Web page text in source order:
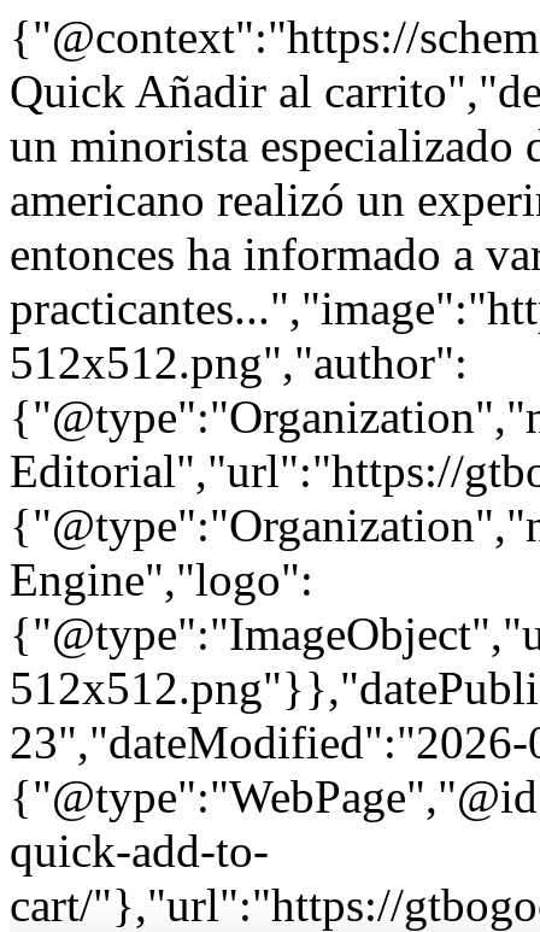
{"@context":"https://
Quick Añadir al
un minorista especializado
americano realizó un
entonces ha informado a
512x512.png","author":
Editorial","url":"https://
Engine","logo":
quick-add-to-
cart/"},"url":"https://